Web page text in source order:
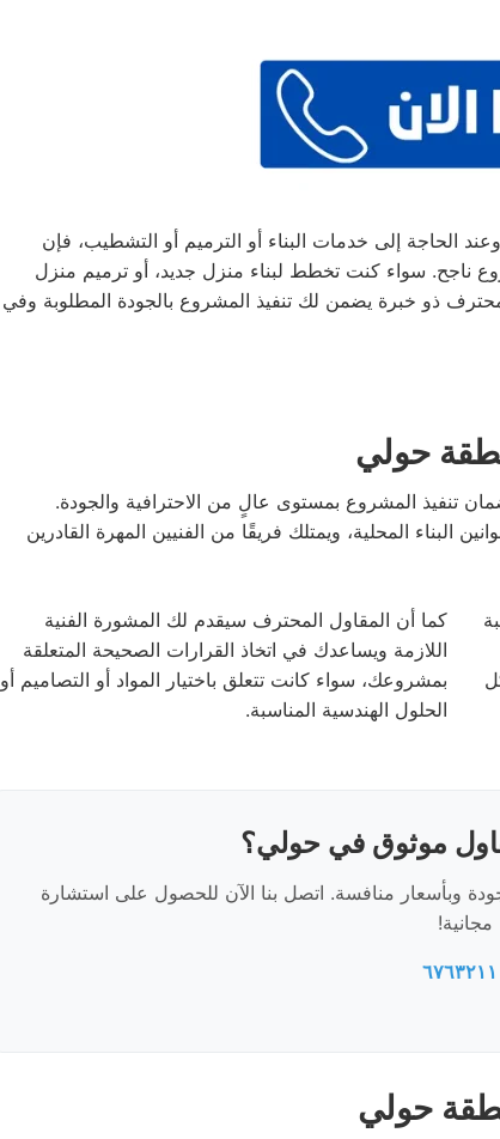
الحاجة إلى خدمات البناء أو الترميم أو التشطيب، فإن
ناجح. سواء كنت تخطط لبناء منزل جديد، أو ترميم منزل
محترف ذو خبرة يضمن لك تنفيذ المشروع بالجودة المطلوبة وفي
حولي
تنفيذ المشروع بمستوى عالٍ من الاحترافية والجودة.
البناء المحلية، ويمتلك فريقًا من الفنيين المهرة القادرين
كما أن المقاول المحترف سيقدم لك المشورة الفنية
اللازمة ويساعدك في اتخاذ القرارات الصحيحة المتعلقة
بمشروعك، سواء كانت تتعلق باختيار المواد أو التصاميم أو
الحلول الهندسية المناسبة.
موثوق في حولي؟
وبأسعار منافسة. اتصل بنا الآن للحصول على استشارة
مجانية!
حولي